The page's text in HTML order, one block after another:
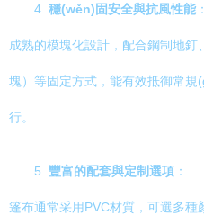
4. 穩(wěn)固安全與抗風性能 ：
成熟的模塊化設計，配合鋼制地
塊）等固定方式，能有效抵御常
行。
5. 豐富的配套與定制選項 ：
篷布通常采用PVC材質，可選多種